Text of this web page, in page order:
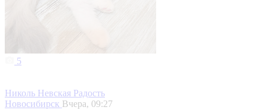
5
Николь Невская Радость
Новосибирск Вчера, 09:27